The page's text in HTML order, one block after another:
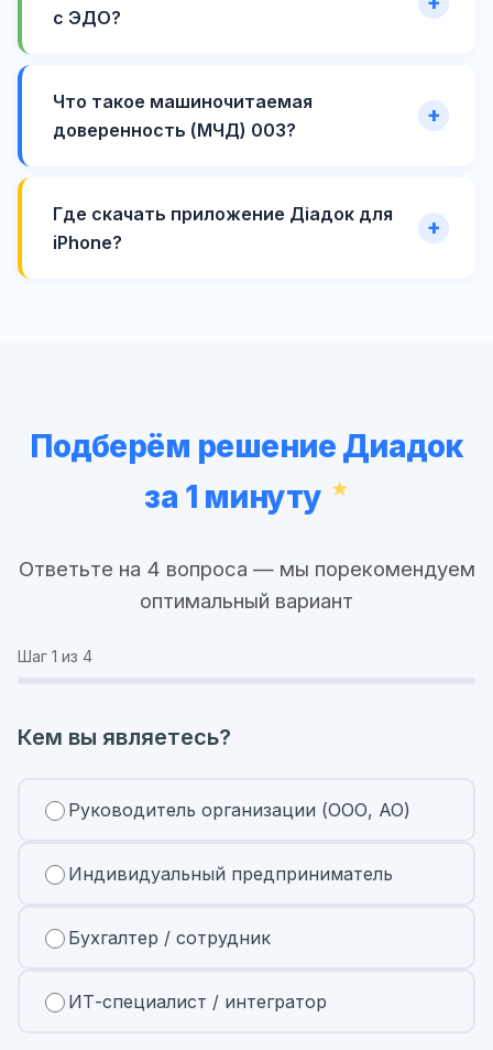
с ЭДО?
Что такое машиночитаемая
доверенность (МЧД) 003?
Где скачать приложение Діадок для
iPhone?
Подберём решение Диадок
за 1 минуту
Ответьте на 4 вопроса — мы порекомендуем
оптимальный вариант
Шаг 1 из 4
Кем вы являетесь?
Руководитель организации (ООО, АО)
Индивидуальный предприниматель
Бухгалтер / сотрудник
ИТ-специалист / интегратор